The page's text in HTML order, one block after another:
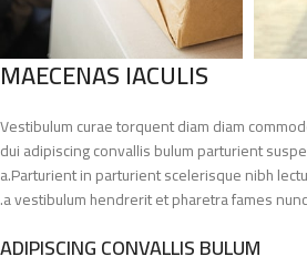
MAECENAS IACULIS
Vestibulum curae torquent diam diam
dui adipiscing convallis bulum parturient
a.Parturient in parturient scelerisque nibh
a vestibulum hendrerit et pharetra fames
ADIPISCING CONVALLIS BULUM